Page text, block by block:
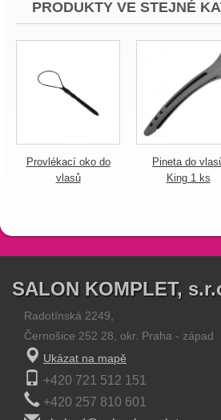
PRODUKTY VE STEJNÉ
Provlékací oko do
vlasů
Pineta do
King 1 ks
SALON KOMPLET,
Radotínská 2249,
Černošice 252 28, okr. Praha - západ
Ukázat na mapě
+420 721 512 151
+420 257 810 601